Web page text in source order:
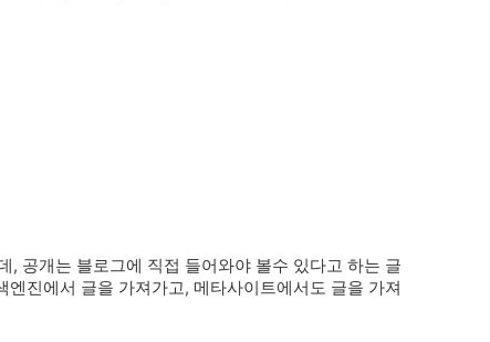
, 공개는 블로그에 직접 들어와야 볼수 있다고 하는 글
진에서 글을 가져가고, 메타사이트에서도 글을 가져